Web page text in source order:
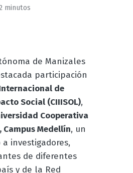
minutos
de Manizales
participación
de
Social (CIIISOL),
Cooperativa
Campus Medellín, un
investigadores,
de diferentes
y de la Red